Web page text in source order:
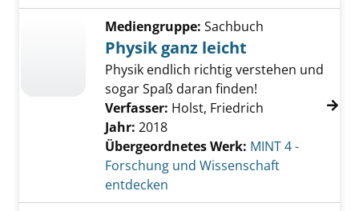
Mediengruppe: Sachbuch
Physik ganz leicht
Physik endlich richtig verstehen und
sogar Spaß daran finden!
Verfasser: Holst, Friedrich
Jahr: 2018
Übergeordnetes Werk: MINT 4 -
Forschung und Wissenschaft
entdecken